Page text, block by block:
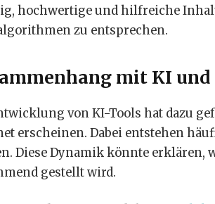
hochwertige und hilfreiche
zu entsprechen.
mit KI
von KI-Tools hat dazu
erscheinen. Dabei entstehen
Diese Dynamik könnte erklären,
gestellt wird.